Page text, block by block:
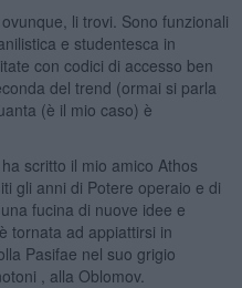
li trovi. Sono funzionali
e studentesca in
con codici di accesso ben
del trend (ormai si parla
(è il mio caso) è
scritto il mio amico Athos
gli anni di Potere operaio e di
fucina di nuove idee e
tornata ad appiattirsi in
Pasifae nel suo grigio
, alla Oblomov.